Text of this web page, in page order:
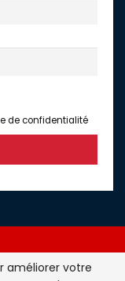
de confidentialité
améliorer votre